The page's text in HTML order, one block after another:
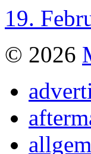
19.
© 2026